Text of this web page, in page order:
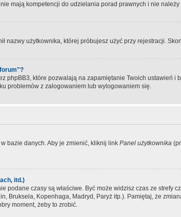
mają kompetencji do udzielania porad prawnych i nie
nazwy użytkownika, której próbujesz użyć przy rejestracji.
phpBB3, które pozwalają na zapamiętanie Twoich ustawień
problemów z zalogowaniem lub wylogowaniem się.
bazie danych. Aby je zmienić, kliknij link Panel użytkownika
itd.)
podane czasy są właściwe. Być może widzisz czas ze
Bruksela, Kopenhaga, Madryd, Paryż itp.). Pamiętaj, że
moment, żeby to zrobić.